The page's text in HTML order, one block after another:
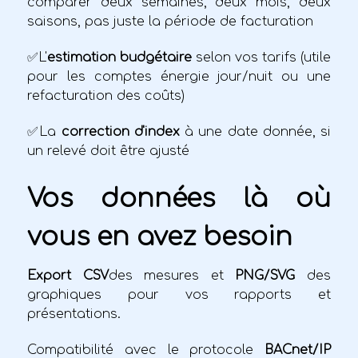
saisons, pas juste la période de facturation
✅L'estimation budgétaire selon vos tarifs (utile
pour les comptes énergie jour/nuit ou une
refacturation des coûts)
✅La correction d'indexà une date donnée, si
un relevé doit être ajusté
Vos données là où
vous en avez besoin
Export CSVdes mesures et PNG/SVG des
graphiques pour vos rapports et
présentations.
Compatibilité avec le protocole BACnet/IP